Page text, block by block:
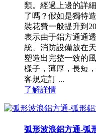
類。經過上邊的詳
了嗎？假如是獨特
裝花費一般提升到
表示由于鋁方通通
統、消防設備放在
塑造出完整一致的
樣子，薄厚，長短
客規定訂 ...
了解詳情
弧形波浪鋁方通-弧